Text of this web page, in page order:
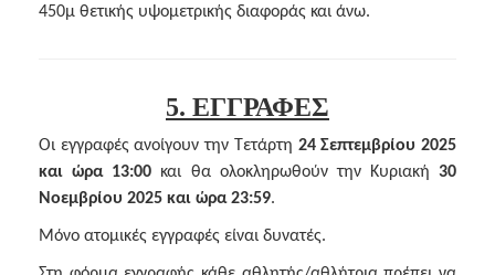
450μ θετικής υψομετρικής διαφοράς και άνω.
5. ΕΓΓΡΑΦΕΣ
Οι εγγραφές ανοίγουν την Τετάρτη 24 Σεπτεμβρίου 2025
και ώρα 13:00 και θα ολοκληρωθούν την Κυριακή 30
Νοεμβρίου 2025 και ώρα 23:59.
Μόνο ατομικές εγγραφές είναι δυνατές.